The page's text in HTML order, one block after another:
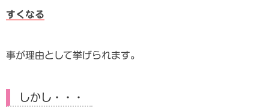
すくなる
事が理由として挙げられます。
しかし・・・